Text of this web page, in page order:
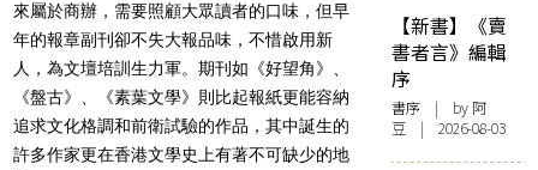
來屬於商辦，需要照顧大眾讀者的口味，但早
年的報章副刊卻不失大報品味，不惜啟用新
人，為文壇培訓生力軍。期刊如《好望角》、
《盤古》、《素葉文學》則比起報紙更能容納
追求文化格調和前衛試驗的作品，其中誕生的
許多作家更在香港文學史上有著不可缺少的地
【新書】《賣
書者言》編輯
序
書序 | by 阿
豆 | 2026-08-03